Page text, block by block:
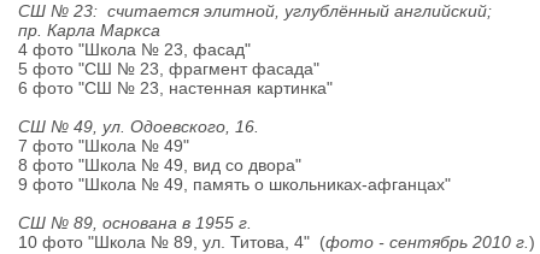
СШ № 23: считается элитной, углублённый английский;
пр. Карла Маркса
4 фото "Школа № 23, фасад"
5 фото "СШ № 23, фрагмент фасада"
6 фото "СШ № 23, настенная картинка"
СШ № 49, ул. Одоевского, 16.
7 фото "Школа № 49"
8 фото "Школа № 49, вид со двора"
9 фото "Школа № 49, память о школьниках-афганцах"
СШ № 89, основана в 1955 г.
10 фото "Школа № 89, ул. Титова, 4" (фото - сентябрь 2010 г. )